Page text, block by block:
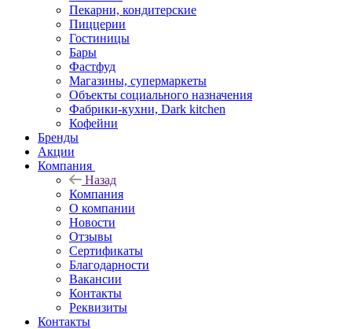
Пекарни, кондитерские
Пиццерии
Гостиницы
Бары
Фастфуд
Магазины, супермаркеты
Объекты социального назначения
Фабрики-кухни, Dark kitchen
Кофейни
Бренды
Акции
Компания
Назад
Компания
О компании
Новости
Отзывы
Сертификаты
Благодарности
Вакансии
Контакты
Реквизиты
Контакты